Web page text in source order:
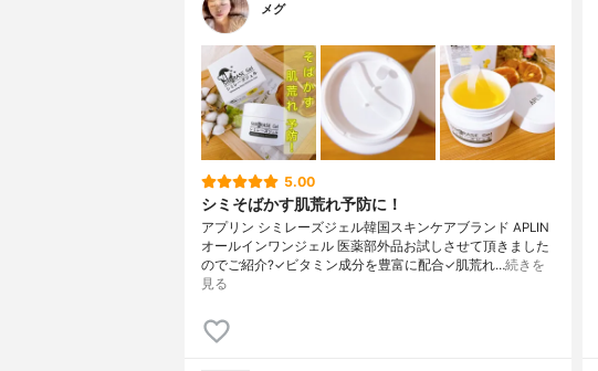
メグ
5.00
シミそばかす肌荒れ予防に！
アプリン シミレーズジェル韓国スキンケアブランド APLIN
オールインワンジェル 医薬部外品お試しさせて頂きました
のでご紹介?✓ビタミン成分を豊富に配合✓肌荒れ…続きを
見る